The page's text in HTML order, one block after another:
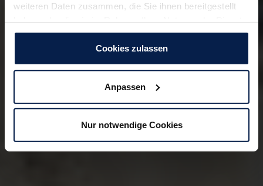
weiteren Daten zusammen, die Sie ihnen bereitgestellt
gesammelt haben. ZurDatenschutzerklärung.
Cookies zulassen
Anpassen
Nur notwendige Cookies